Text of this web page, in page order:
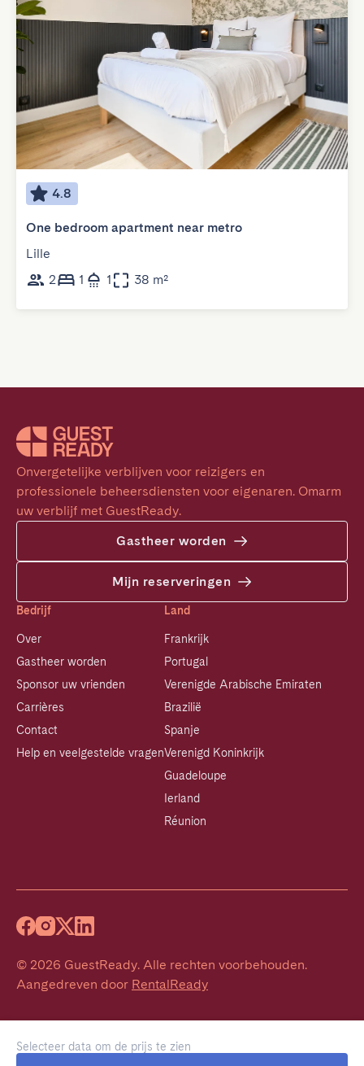
Selecteer data om de prijs te zien
4.8
One bedroom apartment near metro
Lille
2
1 1 38 m²
Onvergetelijke verblijven voor reizigers en
professionele beheersdiensten voor eigenaren. Omarm
uw verblijf met GuestReady.
Gastheer worden
Mijn reserveringen
Bedrijf
Over
Gastheer worden
Sponsor uw vrienden
Carrières
Contact
Help en veelgestelde vragen
Land
Frankrijk
Portugal
Verenigde Arabische Emiraten
Brazilië
Spanje
Verenigd Koninkrijk
Guadeloupe
Ierland
Réunion
© 2026 GuestReady. Alle rechten voorbehouden.
Aangedreven door RentalReady